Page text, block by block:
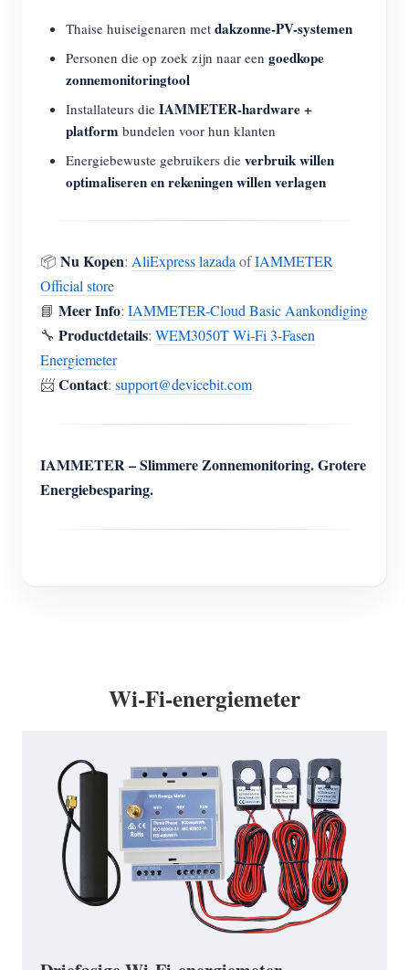
Thaise huiseigenaren met dakzonne-PV-systemen
Personen die op zoek zijn naar een goedkope
zonnemonitoringtool
Installateurs die IAMMETER-hardware +
platform bundelen voor hun klanten
Energiebewuste gebruikers die verbruik willen
optimaliseren en rekeningen willen verlagen
📦 Nu Kopen: AliExpresslazada ofIAMMETER
Official store
📘 Meer Info: IAMMETER-Cloud Basic Aankondiging
🔧 Productdetails: WEM3050T Wi-Fi 3-Fasen
Energiemeter
📨Contact: support@devicebit.com
IAMMETER – Slimmere Zonnemonitoring. Grotere
Energiebesparing.
Wi-Fi-energiemeter